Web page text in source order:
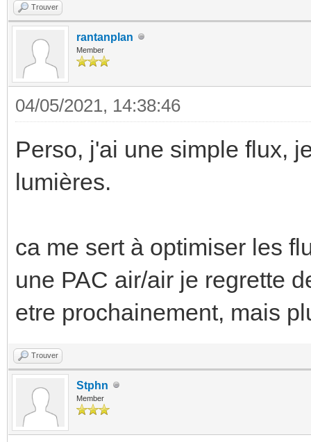
Trouver
rantanplan
Member
04/05/2021, 14:38:46
Perso, j'ai une simple flux,
lumières.
ca me sert à optimiser les
une PAC air/air je regrette
etre prochainement, mais
Trouver
Stphn
Member